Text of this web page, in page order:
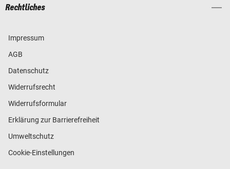
Rechtliches
Impressum
AGB
Datenschutz
Widerrufsrecht
Widerrufsformular
Erklärung zur Barrierefreiheit
Umweltschutz
Cookie-Einstellungen